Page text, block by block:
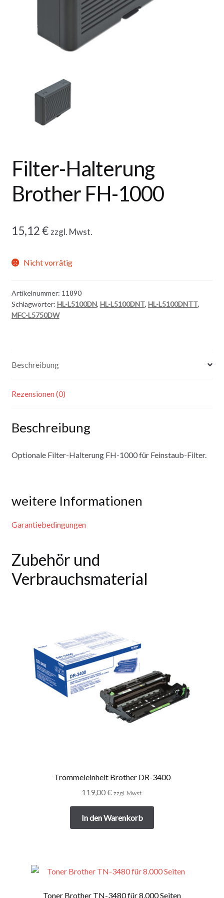
Filter-Halterung
Brother FH-1000
15,12€ zzgl. Mwst.
Nicht vorrätig
Artikelnummer: 11890
Schlagwörter: HL-L5100DN, HL-L5100DNT, HL-L5100DNTT,
MFC-L5750DW
Beschreibung
Rezensionen (0)
Beschreibung
Optionale Filter-Halterung FH-1000 für Feinstaub-Filter.
weitere Informationen
Garantiebedingungen
Zubehör und
Verbrauchsmaterial
Trommeleinheit Brother DR-3400
119,00€ zzgl. Mwst.
In den Warenkorb
Toner Brother TN-3480 für 8.000 Seiten